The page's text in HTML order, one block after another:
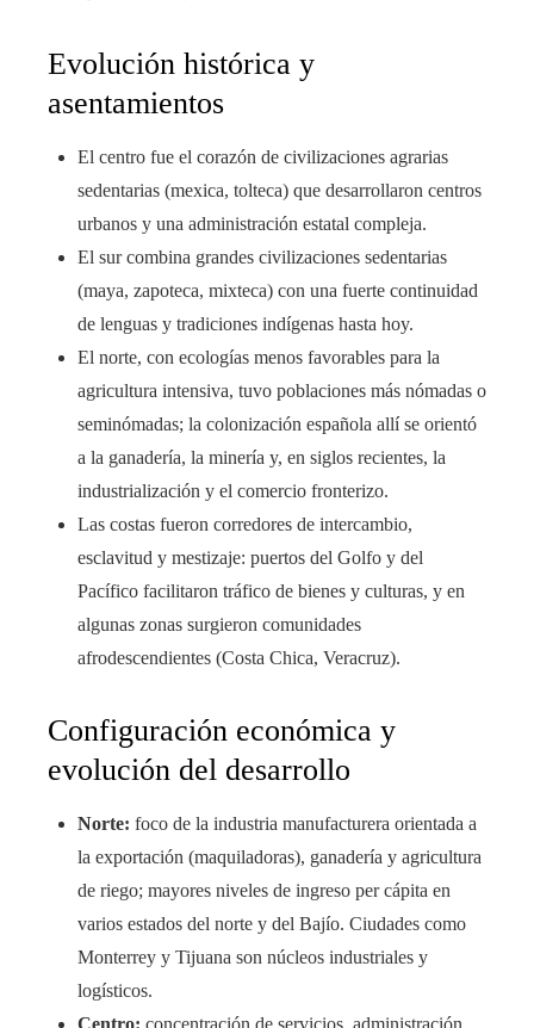
Evolución histórica y
asentamientos
El centro fue el corazón de civilizaciones agrarias
sedentarias (mexica, tolteca) que desarrollaron centros
urbanos y una administración estatal compleja.
El sur combina grandes civilizaciones sedentarias
(maya, zapoteca, mixteca) con una fuerte continuidad
de lenguas y tradiciones indígenas hasta hoy.
El norte, con ecologías menos favorables para la
agricultura intensiva, tuvo poblaciones más nómadas o
seminómadas; la colonización española allí se orientó
a la ganadería, la minería y, en siglos recientes, la
industrialización y el comercio fronterizo.
Las costas fueron corredores de intercambio,
esclavitud y mestizaje: puertos del Golfo y del
Pacífico facilitaron tráfico de bienes y culturas, y en
algunas zonas surgieron comunidades
afrodescendientes (Costa Chica, Veracruz).
Configuración económica y
evolución del desarrollo
Norte: foco de la industria manufacturera orientada a
la exportación (maquiladoras), ganadería y agricultura
de riego; mayores niveles de ingreso per cápita en
varios estados del norte y del Bajío. Ciudades como
Monterrey y Tijuana son núcleos industriales y
logísticos.
Centro: concentración de servicios, administración